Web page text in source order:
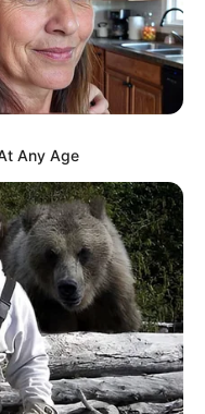
મેસેજ જાહેર કરીને
નિર્ણય લેવાશે
3,834
2,164
1,078
521
475
463
359
Any Age